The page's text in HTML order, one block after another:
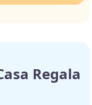
Regala